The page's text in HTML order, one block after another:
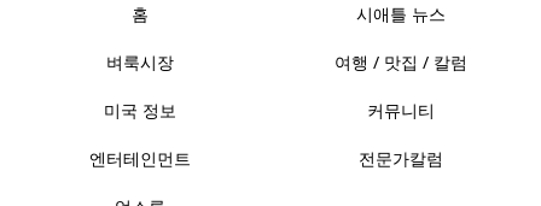
홈 시애틀 뉴스
벼룩시장 여행 / 맛집 / 칼럼
미국 정보 커뮤니티
엔터테인먼트 전문가칼럼